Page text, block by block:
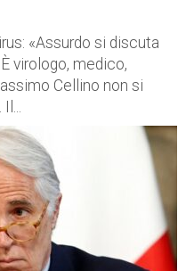
«Assurdo si discuta
virologo, medico,
Cellino non si